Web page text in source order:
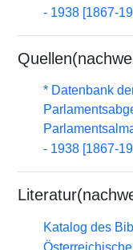
- 1938 [1867-
* Datenbank
- 1938 [1867-
Katalog des